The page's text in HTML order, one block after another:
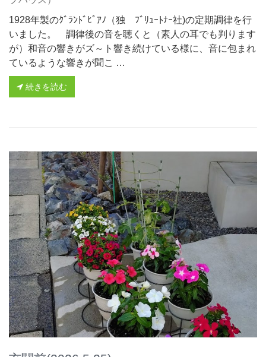
1928年製のｸﾞﾗﾝﾄﾞﾋﾟｱﾉ（独 ﾌﾞﾘｭｰﾄﾅｰ社)の定期調律を行
いました。 調律後の音を聴くと（素人の耳でも判ります
が）和音の響きがズ～ト響き続けている様に、音に包まれ
ているような響きが聞こ …
続きを読む